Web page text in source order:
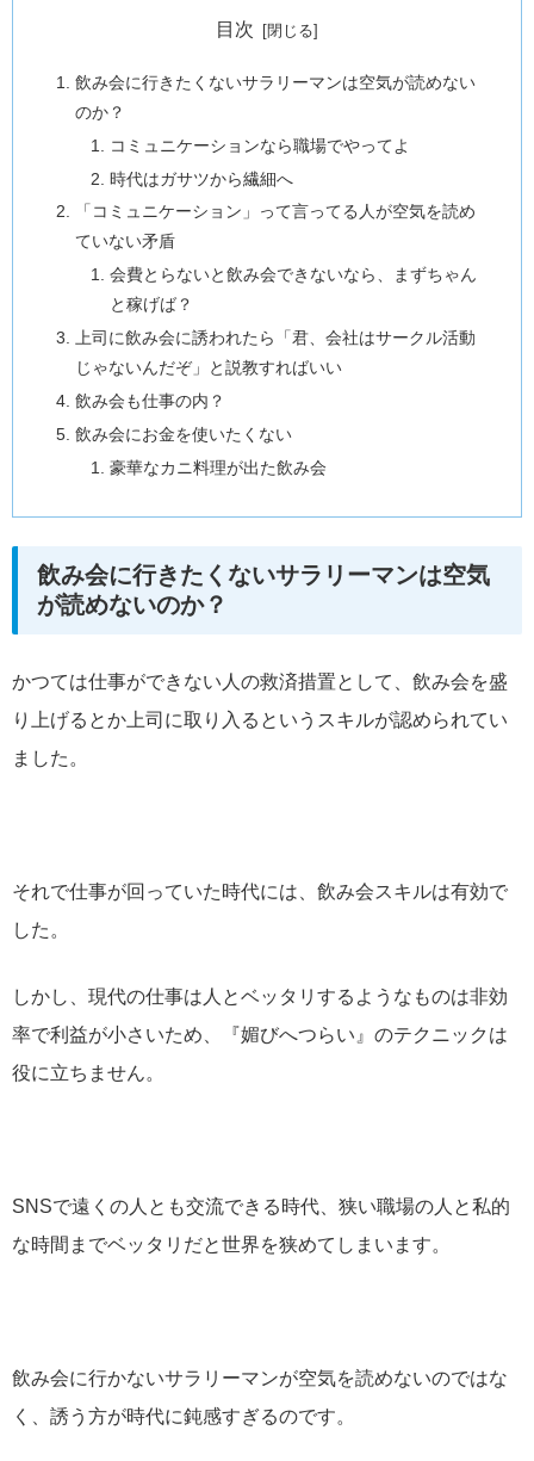
目次
飲み会に行きたくないサラリーマンは空気が読めない
のか？
コミュニケーションなら職場でやってよ
時代はガサツから繊細へ
「コミュニケーション」って言ってる人が空気を読め
ていない矛盾
会費とらないと飲み会できないなら、まずちゃん
と稼げば？
上司に飲み会に誘われたら「君、会社はサークル活動
じゃないんだぞ」と説教すればいい
飲み会も仕事の内？
飲み会にお金を使いたくない
豪華なカニ料理が出た飲み会
飲み会に行きたくないサラリーマンは空気
が読めないのか？
かつては仕事ができない人の救済措置として、飲み会を盛
り上げるとか上司に取り入るというスキルが認められてい
ました。
それで仕事が回っていた時代には、飲み会スキルは有効で
した。
しかし、現代の仕事は人とベッタリするようなものは非効
率で利益が小さいため、『媚びへつらい』のテクニックは
役に立ちません。
SNSで遠くの人とも交流できる時代、狭い職場の人と私的
な時間までベッタリだと世界を狭めてしまいます。
飲み会に行かないサラリーマンが空気を読めないのではな
く、誘う方が時代に鈍感すぎるのです。